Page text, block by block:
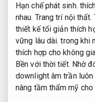
Hạn chế phát sinh.
nhau. Trang trí nội thất.
thiết kế tối giản thích
vững lâu dài. trong khi
thích hợp cho không
Bền với thời tiết. Nhờ
downlight âm trần
nâng tầm thẩm mỹ cho